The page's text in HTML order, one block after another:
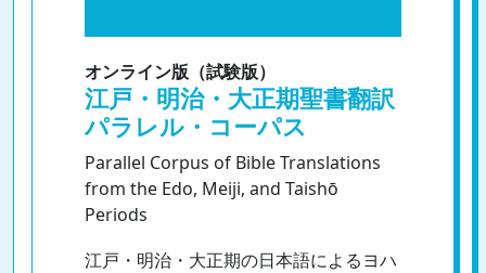
オンライン版（試験版）
江戸・明治・大正期聖書翻訳
パラレル・コーパス
Parallel Corpus of Bible Translations
from the Edo, Meiji, and Taishō
Periods
江戸・明治・大正期の日本語によるヨハ